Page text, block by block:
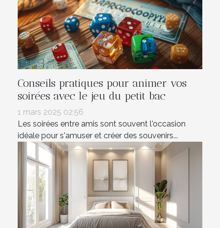
Conseils pratiques pour animer vos
soirées avec le jeu du petit bac
1 mars 2025 02:56
Les soirées entre amis sont souvent l'occasion
idéale pour s'amuser et créer des souvenirs...